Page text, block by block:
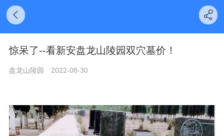
惊呆了--看新安盘龙山陵园双穴墓价！
盘龙山陵园 2022-08-30